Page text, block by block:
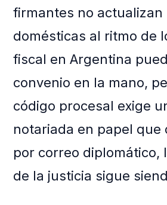
firmantes no actualizan
domésticas al ritmo de
fiscal en Argentina
convenio en la mano,
código procesal exige
notariada en papel que
por correo diplomático,
de la justicia sigue